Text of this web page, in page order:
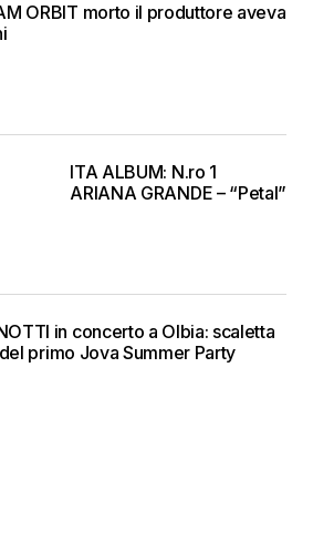
ORBIT morto il produttore aveva
ITA ALBUM: N.ro 1
ARIANA GRANDE – “Petal”
in concerto a Olbia: scaletta
primo Jova Summer Party